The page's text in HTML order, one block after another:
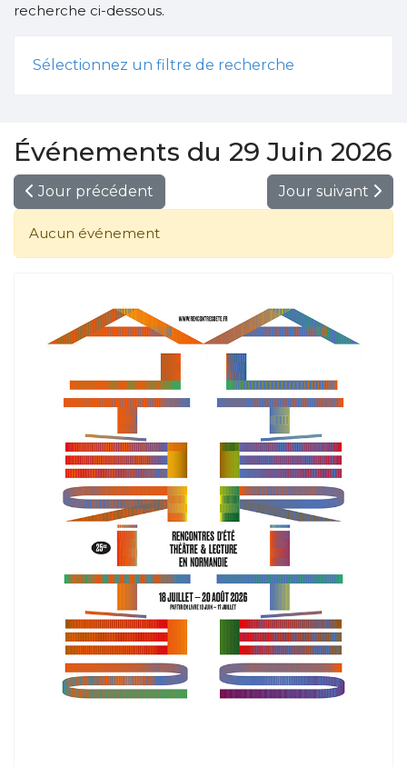
recherche ci-dessous.
Sélectionnez un filtre de recherche
Événements du 29 Juin 2026
Jour précédent Jour suivant
Aucun événement